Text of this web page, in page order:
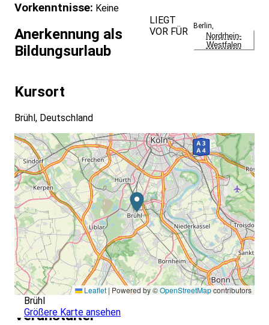
Vorkenntnisse: Keine
Anerkennung als
Bildungsurlaub
LIEGT
VOR FÜR
Berlin
Nordrhein-
Westfalen
Kursort
Brühl, Deutschland
Leaflet | Powered by ©OpenStreetMapcontributors
Brühl
Größere Karte ansehen
Veranstalter